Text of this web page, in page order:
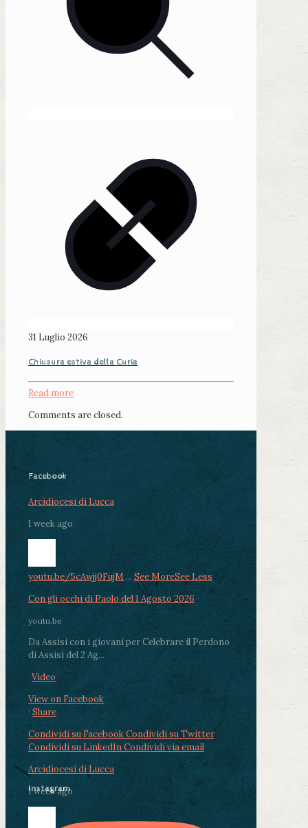
31 Luglio 2026
Chiusura estiva della Curia
Read more
Comments are closed.
Facebook
Arcidiocesi di Lucca
1 week ago
youtu.be/5cAwjj0FujM ... See MoreSee Less
Con gli occhi di Paolo del 1 Agosto 2026
youtu.be
Da Assisi con i giovani per Celebrare il Perdono
di Assisi del 2 Ag...
Video
View on Facebook
· Share
Condividi su FacebookCondividi su Twitter
Condividi su LinkedInCondividi via email
Arcidiocesi di Lucca
1 week ago
Instagram